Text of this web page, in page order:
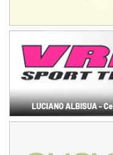
Ciudad de Avellaneda (Asfalto)
Avellaneda (Santa Fe)
SUR SANTAFESINO - F4
José Samuel Sánchez (Tierra)
TUCUMANO - F5